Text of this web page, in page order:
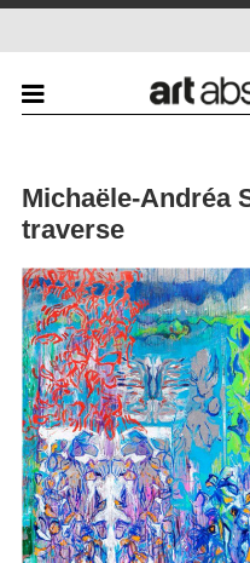
Michaële-Andréa
traverse